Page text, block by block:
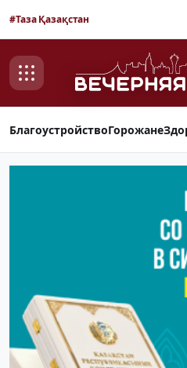
#Таза Қазақстан
БлагоустройствоГорожане